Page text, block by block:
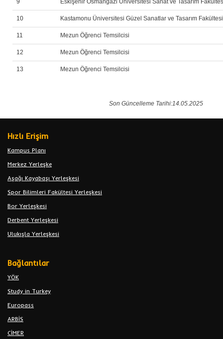
9 Eskişehir Osmangazi Üniversitesi Sanat ve Tasarım
10 Kastamonu Üniversitesi Güzel Sanatlar ve Tasarım
11 Mezun Öğrenci Temsilcisi
12 Mezun Öğrenci Temsilcisi
13 Mezun Öğrenci Temsilcisi
Son Güncelleme Tarihi:14.05.2025
Hızlı Erişim
Kampus Planı
Merkez Yerleşke
Aşağı Kayabaşı Yerleşkesi
Spor Bilimleri Fakültesi Yerleşkesi
Bor Yerleşkesi
Derbent Yerleşkesi
Ulukışla Yerleşkesi
Bağlantılar
YÖK
Study in Turkey
Europass
ARBİS
CİMER